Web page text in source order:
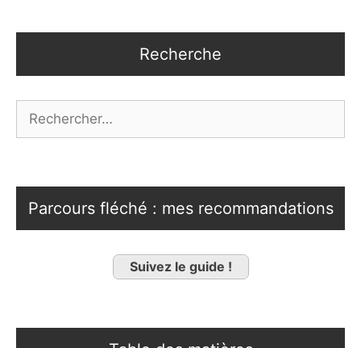
Recherche
Parcours fléché : mes recommandations
Suivez le guide !